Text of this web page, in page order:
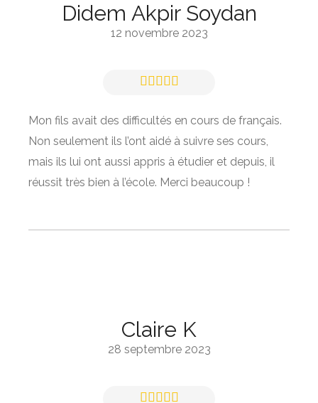
Didem Akpir Soydan
12 novembre 2023
Mon fils avait des difficultés en cours de français.
Non seulement ils l’ont aidé à suivre ses cours,
mais ils lui ont aussi appris à étudier et depuis, il
réussit très bien à l’école. Merci beaucoup !
Claire K
28 septembre 2023